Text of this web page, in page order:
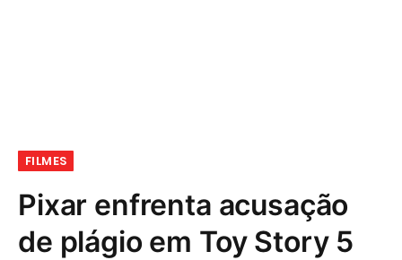
FILMES
Pixar enfrenta acusação
de plágio em Toy Story 5